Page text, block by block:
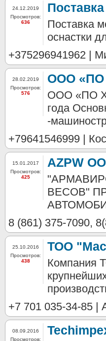
24.12.2019
Просмотров:
636
Поставка
оснастки
+375296941962 |
28.02.2019
Просмотров:
576
ООО
ООО «ПО
года
-
+79641546999 |
15.01.2017
Просмотров:
425
AZPW
ВЕСОВ"
8 (861) 375-7090,
25.10.2016
Просмотров:
438
ТОО
Компания
+7 701 035-34-85 |
08.09.2016
Просмотров: